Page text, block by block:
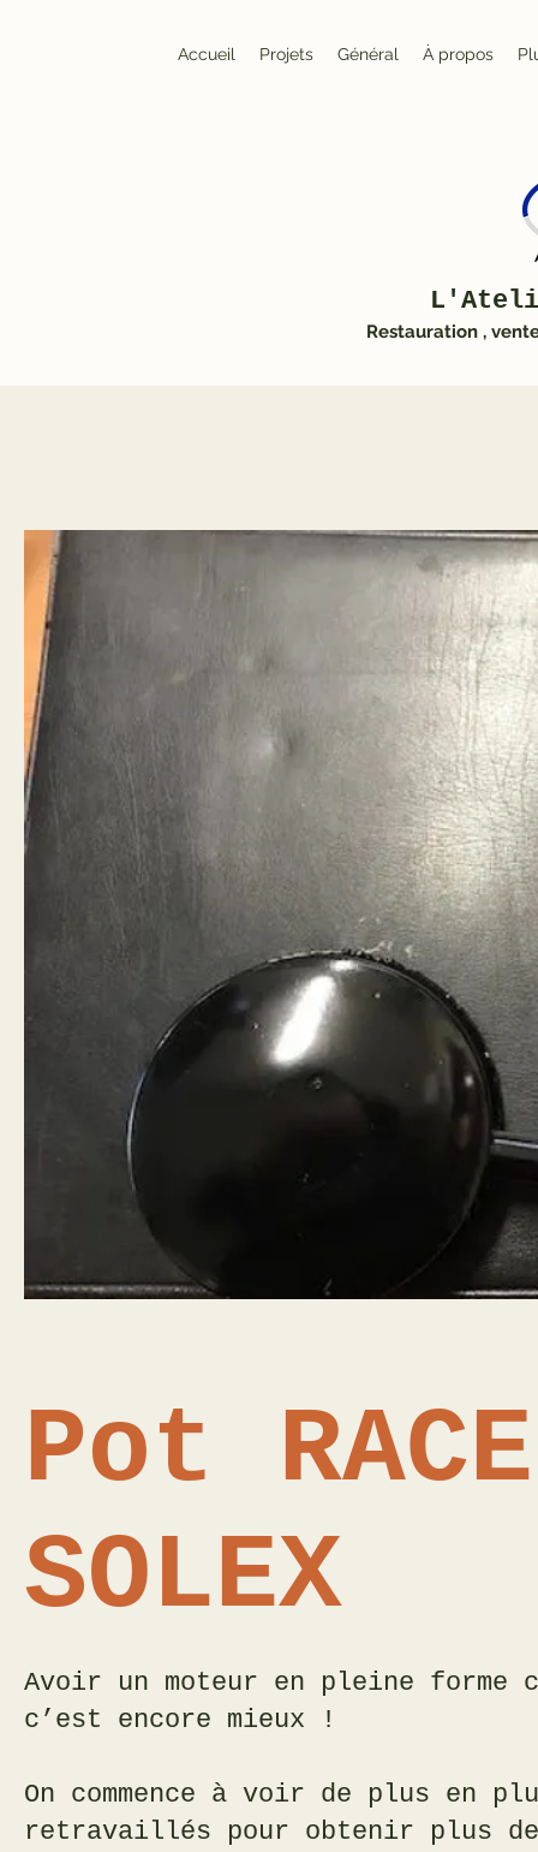
Accueil Projets Général À propos
Restauration ,
Pot
SOLEX
Avoir un moteur en pleine forme
c’est encore mieux !
On commence à voir de plus en
retravaillés pour obtenir plus